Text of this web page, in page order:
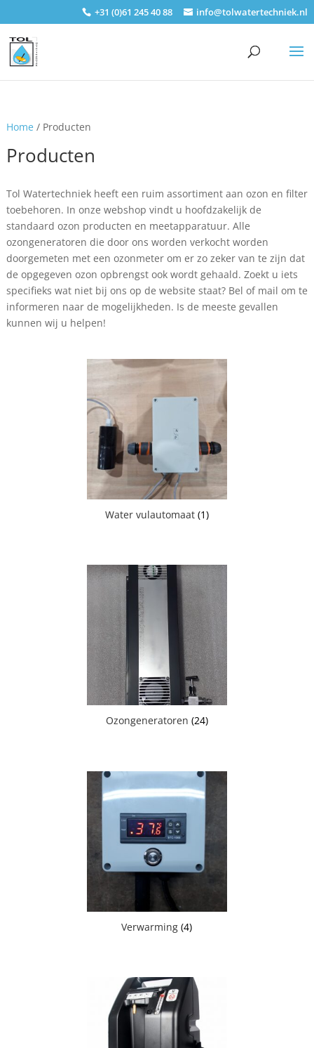
+31 (0)61 245 40 88 info@tolwatertechniek.nl
Home / Producten
Producten
Tol Watertechniek heeft een ruim assortiment aan ozon en filter
toebehoren. In onze webshop vindt u hoofdzakelijk de
standaard ozon producten en meetapparatuur. Alle
ozongeneratoren die door ons worden verkocht worden
doorgemeten met een ozonmeter om er zo zeker van te zijn dat
de opgegeven ozon opbrengst ook wordt gehaald. Zoekt u iets
specifieks wat niet bij ons op de website staat? Bel of mail om te
informeren naar de mogelijkheden. Is de meeste gevallen
kunnen wij u helpen!
Water vulautomaat (1)
Ozongeneratoren (24)
Verwarming(4)